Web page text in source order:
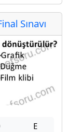
Sınavı
E